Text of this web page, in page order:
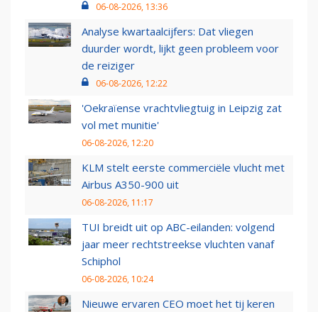
06-08-2026, 13:36
Analyse kwartaalcijfers: Dat vliegen
duurder wordt, lijkt geen probleem voor
de reiziger
06-08-2026, 12:22
'Oekraïense vrachtvliegtuig in Leipzig zat
vol met munitie'
06-08-2026, 12:20
KLM stelt eerste commerciële vlucht met
Airbus A350-900 uit
06-08-2026, 11:17
TUI breidt uit op ABC-eilanden: volgend
jaar meer rechtstreekse vluchten vanaf
Schiphol
06-08-2026, 10:24
Nieuwe ervaren CEO moet het tij keren